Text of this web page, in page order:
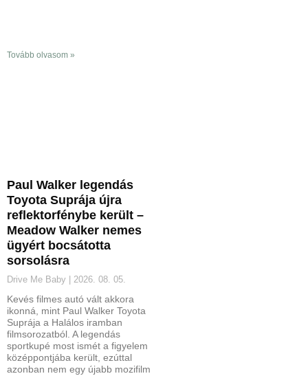
Tovább olvasom »
Paul Walker legendás
Toyota Suprája újra
reflektorfénybe került –
Meadow Walker nemes
ügyért bocsátotta
sorsolásra
Drive Me Baby 2026. 08. 05.
Kevés filmes autó vált akkora
ikonná, mint Paul Walker Toyota
Suprája a Halálos iramban
filmsorozatból. A legendás
sportkupé most ismét a figyelem
középpontjába került, ezúttal
azonban nem egy újabb mozifilm